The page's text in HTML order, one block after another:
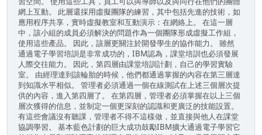
網上互動。 此層還採用虛擬團隊的練習，其中包括先進的技術，如
應用程序共享，實時虛擬教室和互動演示：在網絡上。 在這一層
中，該小組的成員必須解決的問題作為一個團隊形成虛擬工作組，
使用這些產品。 因此，該層更關注於開發學生的協作能力。 雖然
通過電子學習培訓是非常成功的，IBM認為，課堂培訓也必須發展
人際交往能力。 因此，第四層由課堂培訓計劃，自己的學習實驗
室。 由經理達到該輪胎的時候，他們都通過掌握的內容在第三層達
到知識水平相似。 管理者必須通過一個在線測試在上述三個層次提
供的內容，進入第四層了。 在第四層，管理者必須掌握在以上三個
層次獲得的信息，並制定一個更深刻的認識和更廣泛的技能設置。
有這些會議沒有聽課，管理者不得不這樣做，並直接與他人在課堂
協調學習。 基本藍色計劃的巨大成功鼓勵IBM擴大通過電子學習它